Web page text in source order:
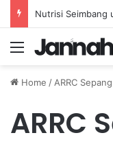
Menu
Home / ARRC Sepang
ARRC